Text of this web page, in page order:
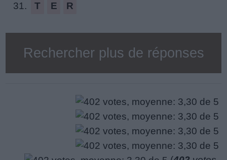
31.
T E R
Rechercher plus de réponses